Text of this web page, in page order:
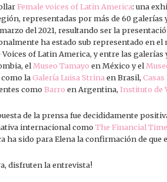
Female voices of Latin America: una
representadas por más de 60
del 2021, resultando ser la
ha estado sub representado en
Voices of Latin America, y entre las
el Museo Tamayo en México y el
laGalería Luisa Strina en Brasil,
comoBarro en Argentina, Instituto de
de la prensa fue decididamente
internacional comoThe Financial
ha sido para Elena la confirmación de que
disfruten la entrevista!